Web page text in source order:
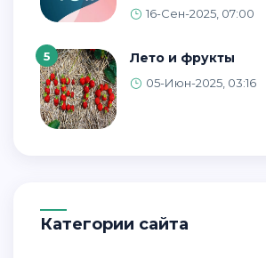
16-Сен-2025, 07:00
5 Лето и фрукты
05-Июн-2025, 03:16
Категории сайта